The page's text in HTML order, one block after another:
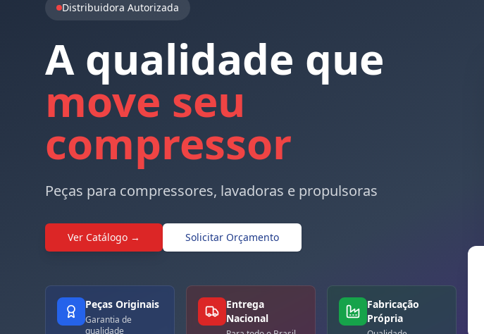
Distribuidora Autorizada
A qualidade que
move seu
compressor
Peças para compressores, lavadoras e propulsoras
Ver Catálogo → Solicitar Orçamento
Peças Originais
Garantia de
qualidade
Entrega
Nacional
Fabricação
Própria